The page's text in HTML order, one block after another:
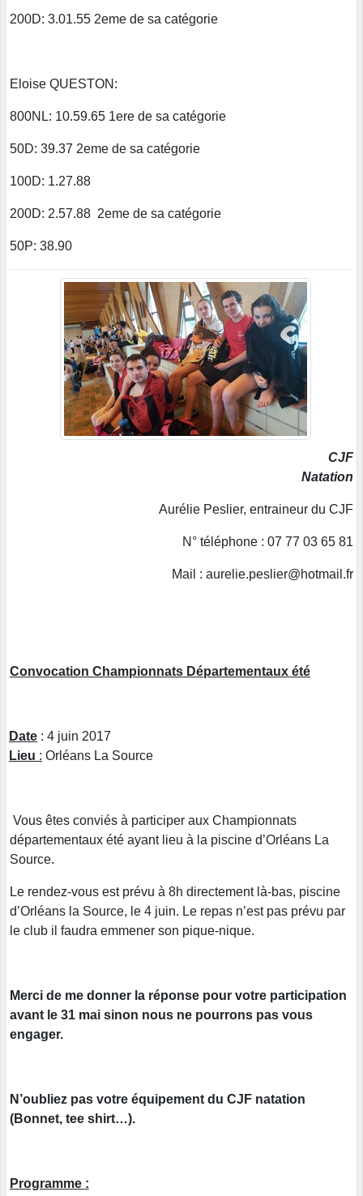
200D: 3.01.55 2eme de sa catégorie
Eloise QUESTON:
800NL: 10.59.65 1ere de sa catégorie
50D: 39.37 2eme de sa catégorie
100D: 1.27.88
200D: 2.57.88 2eme de sa catégorie
50P: 38.90
CJF
Natation
Aurélie Peslier, entraineur du CJF
N° téléphone : 07 77 03 65 81
Mail : aurelie.peslier@hotmail.fr
Convocation Championnats Départementaux été
Date : 4 juin 2017
Lieu : Orléans La Source
Vous êtes conviés à participer aux Championnats
départementaux été ayant lieu à la piscine d’Orléans La
Source.
Le rendez-vous est prévu à 8h directement là-bas, piscine
d’Orléans la Source, le 4 juin. Le repas n’est pas prévu par
le club il faudra emmener son pique-nique.
Merci de me donner la réponse pour votre participation
avant le 31 mai sinon nous ne pourrons pas vous
engager.
N’oubliez pas votre équipement du CJF natation
(Bonnet, tee shirt…).
Programme :